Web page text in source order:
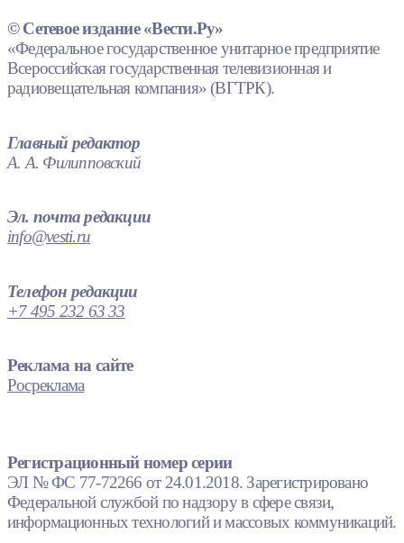
© Сетевое издание «Вести.Ру»
«Федеральное государственное унитарное предприятие
Всероссийская государственная телевизионная и
радиовещательная компания» (ВГТРК).
Главный редактор
А. А. Филипповский
Эл. почта редакции
info@vesti.ru
Телефон редакции
+7 495 232 63 33
Реклама на сайте
Росреклама
Регистрационный номер серии
ЭЛ № ФС 77-72266 от 24.01.2018. Зарегистрировано
Федеральной службой по надзору в сфере связи,
информационных технологий и массовых коммуникаций.